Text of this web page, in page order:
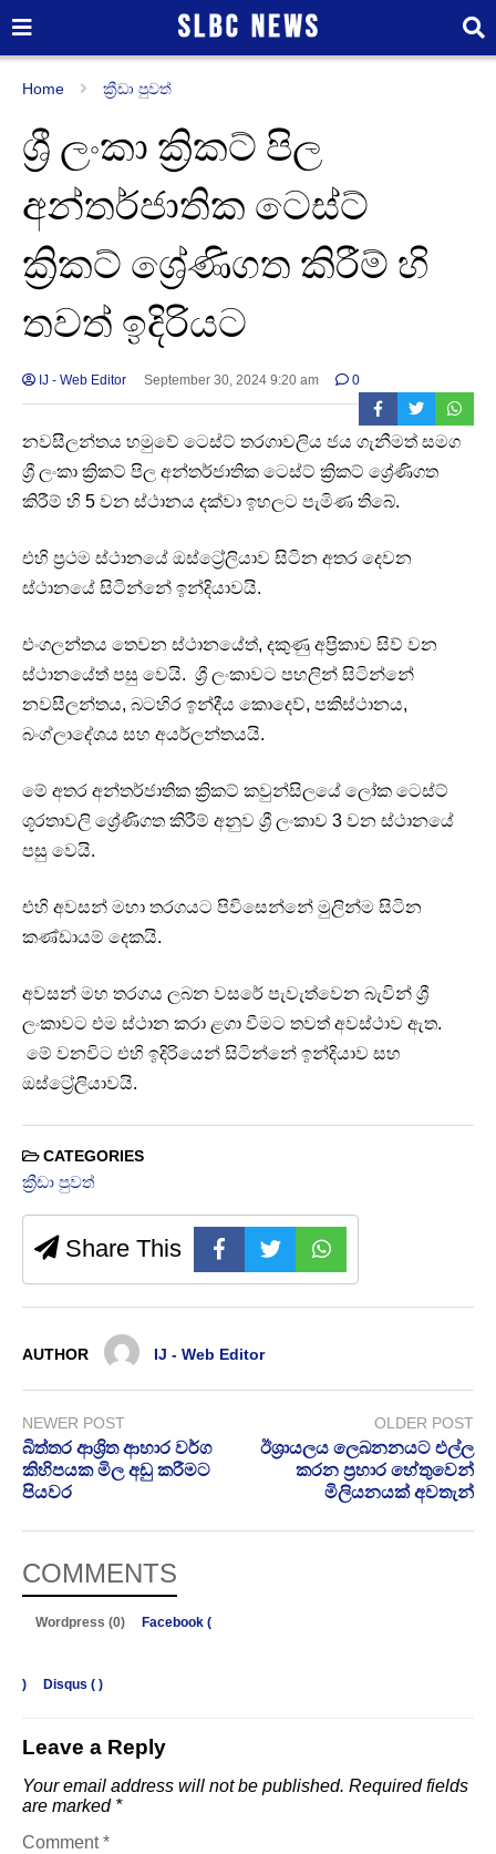
Home ක්‍රීඩා පුවත්
ශ්‍රී ලංකා ක්‍රිකට් පිල
අන්තර්ජාතික ටෙස්ට්
ක්‍රිකට් ශ්‍රේණිගත කිරීම් හි
තවත් ඉදිරියට
IJ - Web Editor September 30, 2024 9:20 am 0
නවසීලන්තය හමුවේ ටෙස්ට් තරගාවලිය ජය ගැනීමත් සමග
ශ්‍රී ලංකා ක්‍රිකට් පිල අන්තර්ජාතික ටෙස්ට් ක්‍රිකට් ශ්‍රේණිගත
කිරීම් හි 5 වන ස්ථානය දක්වා ඉහලට පැමිණ තිබේ.
එහි ප්‍රථම ස්ථානයේ ඔස්ට්‍රේලියාව සිටින අතර දෙවන
ස්ථානයේ සිටින්නේ ඉන්දියාවයි.
එංගලන්තය තෙවන ස්ථානයේත්, දකුණු අප්‍රිකාව සිව් වන
ස්ථානයේත් පසු වෙයි. ශ්‍රී ලංකාවට පහලින් සිටින්නේ
නවසීලන්තය, බටහිර ඉන්දීය කොදෙව්, පකිස්ථානය,
බංග්ලාදේශය සහ අයර්ලන්තයයි.
මේ අතර අන්තර්ජාතික ක්‍රිකට් කවුන්සිලයේ ලෝක ටෙස්ට්
ශූරතාවලි ශ්‍රේණිගත කිරීම් අනුව ශ්‍රී ලංකාව 3 වන ස්ථානයේ
පසු වෙයි.
එහි අවසන් මහා තරගයට පිවිසෙන්නේ මුලින්ම සිටින
කණ්ඩායම් දෙකයි.
අවසන් මහ තරගය ලබන වසරේ පැවැත්වෙන බැවින් ශ්‍රී
ලංකාවට එම ස්ථාන කරා ළගා වීමට තවත් අවස්ථාව ඇත.
මේ වනවිට එහි ඉදිරියෙන් සිටින්නේ ඉන්දියාව සහ
ඔස්ට්‍රේලියාවයි.
CATEGORIES
ක්‍රීඩා පුවත්
Share This
AUTHOR IJ - Web Editor
NEWER POST
බිත්තර ආශ්‍රිත ආහාර වර්ග
කිහිපයක මිල අඩු කරීමට
පියවර
OLDER POST
ඊශ්‍රායලය ලෙබනනයට එල්ල
කරන ප්‍රහාර හේතුවෙන්
මිලියනයක් අවතැන්
COMMENTS
Wordpress (0) Facebook (
) Disqus ( )
Leave a Reply
Your email address will not be published. Required fields
are marked *
Comment*